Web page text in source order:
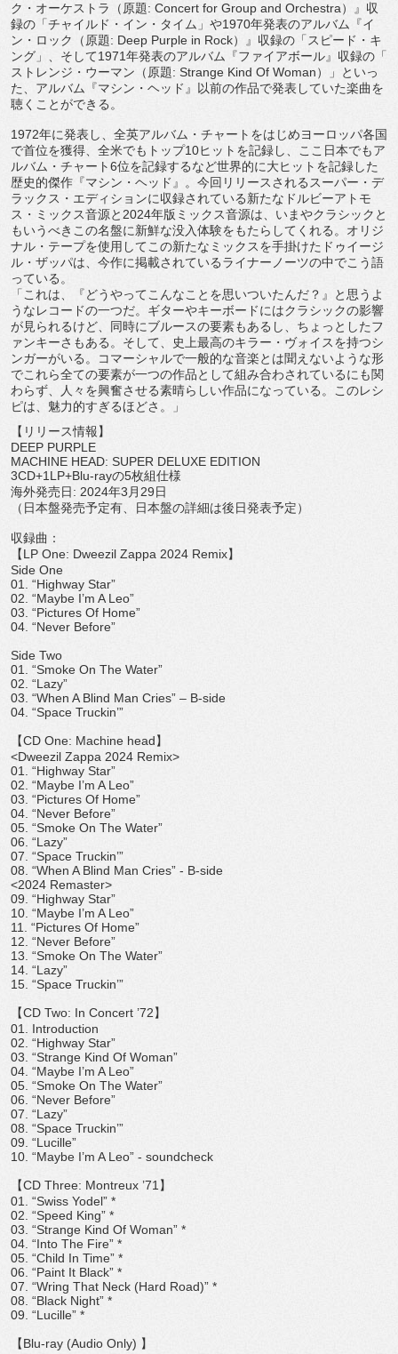
ク・オーケストラ（原題: Concert for Group and Orchestra）』収
録の「チャイルド・イン・タイム」 や1970年発表のアルバム『イ
ン・ロック（原題: Deep Purple in Rock）』収録の「スピード・キ
ング」、 そして1971年発表のアルバム『ファイアボール』収録の「
ストレンジ・ウーマン（原題: Strange Kind Of Woman）」といっ
た、アルバム『マシン・ヘッド』
以前の作品で発表していた楽曲を
聴くことができる。
1972年に発表し、全英アルバム・ チャートをはじめヨーロッパ各国
で首位を獲得、 全米でもトップ10ヒットを記録し、ここ日本でもア
ルバム・ チャート6位を記録するなど世界的に大ヒットを記録した
歴史的傑作『マシン・ヘッド』。今回リリースされるスーパー・ デ
ラックス・ エディションに収録されている新たなドルビーアトモ
ス・ ミックス音源と2024年版ミックス音源は、 いまやクラシックと
もいうべきこの名盤に新鮮な没入体験をもたら してくれる。オリジ
ナル・ テープを使用してこの新たなミックスを手掛けたドゥイージ
ル・ ザッパは、 今作に掲載されているライナーノーツの中でこう語
っている。
「これは、『どうやってこんなことを思いついたんだ？』
と思うよ
うなレコードの一つだ。 ギターやキーボードにはクラシックの影響
が見られるけど、 同時にブルースの要素もあるし、 ちょっとしたフ
ァンキーさもある。そして、史上最高のキラー・ ヴォイスを持つシ
ンガーがいる。
コマーシャルで一般的な音楽とは聞えないような形
でこれら全ての要素が一つの作品として組み合わされているにも関
わらず、
人々を興奮させる素晴らしい作品になっている。このレシ
ピは、 魅力的すぎるほどさ。」
【リリース情報】
DEEP PURPLE
MACHINE HEAD: SUPER DELUXE EDITION
3CD+1LP+Blu-rayの5枚組仕様
海外発売日: 2024年3月29日
（日本盤発売予定有、日本盤の詳細は後日発表予定）
収録曲：
【LP One: Dweezil Zappa 2024 Remix】
Side One
01. “Highway Star”
02. “Maybe I’m A Leo”
03. “Pictures Of Home”
04. “Never Before”
Side Two
01. “Smoke On The Water”
02. “Lazy”
03. “When A Blind Man Cries” – B-side
04. “Space Truckin’”
【CD One: Machine head】
<Dweezil Zappa 2024 Remix>
01. “Highway Star”
02. “Maybe I’m A Leo”
03. “Pictures Of Home”
04. “Never Before”
05. “Smoke On The Water”
06. “Lazy”
07. “Space Truckin’”
08. “When A Blind Man Cries” - B-side
<2024 Remaster>
09. “Highway Star”
10. “Maybe I’m A Leo”
11. “Pictures Of Home”
12. “Never Before”
13. “Smoke On The Water”
14. “Lazy”
15. “Space Truckin’”
【CD Two: In Concert ’72】
01. Introduction
02. “Highway Star”
03. “Strange Kind Of Woman”
04. “Maybe I’m A Leo”
05. “Smoke On The Water”
06. “Never Before”
07. “Lazy”
08. “Space Truckin’”
09. “Lucille”
10. “Maybe I’m A Leo” - soundcheck
【CD Three: Montreux ’71】
01. “Swiss Yodel” *
02. “Speed King” *
03. “Strange Kind Of Woman” *
04. “Into The Fire” *
05. “Child In Time” *
06. “Paint It Black” *
07. “Wring That Neck (Hard Road)” *
08. “Black Night” *
09. “Lucille” *
【Blu-ray (Audio Only) 】